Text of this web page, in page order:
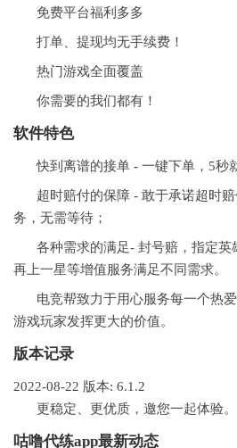
免费平台福利多多
打单、提现均无手续费！
热门游戏全面覆盖
你需要的我们都有！
软件特色
快到离谱的接单 - 一键下单，5秒
超时赔付的保障 - 敢于承诺超时
务，无需等待；
各种需求的满足- 封号赔，指定英
再上一星等增值服务满足不同需求。
电竞帮致力于用心服务每一个热
游戏玩家发挥更大的价值。
版本记录
2022-08-22 版本: 6.1.2
更稳定、更优质，邀您一起体验。
咕噜代练app最新动态